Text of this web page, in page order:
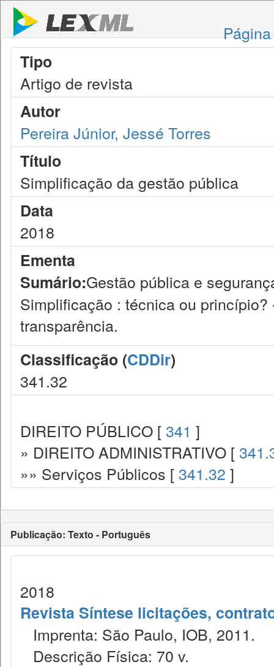
Tipo
Artigo de revista
Autor
Pereira Júnior, Jessé Torres
Título
Simplificação da gestão pública
Data
2018
Ementa
Sumário:Gestão pública e
Simplificação : técnica ou
transparência.
Classificação (CDDir)
341.32
DIREITO PÚBLICO [ 341 ]
» DIREITO ADMINISTRATIVO [
»» Serviços Públicos [ 341.32 ]
Publicação: Texto - Português
2018
Revista Síntese licitações,
Imprenta: São Paulo, IOB, 2011.
Descrição Física: 70 v.